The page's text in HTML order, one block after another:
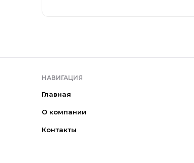
НАВИГАЦИЯ
Главная
О компании
Контакты